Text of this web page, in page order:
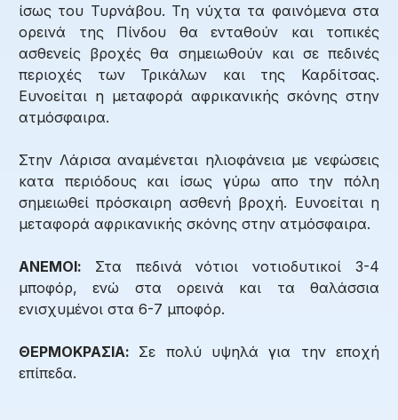
ίσως του Τυρνάβου. Τη νύχτα τα φαινόμενα στα
ορεινά της Πίνδου θα ενταθούν και τοπικές
ασθενείς βροχές θα σημειωθούν και σε πεδινές
περιοχές των Τρικάλων και της Καρδίτσας.
Ευνοείται η μεταφορά αφρικανικής σκόνης στην
ατμόσφαιρα.
Στην Λάρισα αναμένεται ηλιοφάνεια με νεφώσεις
κατα περιόδους και ίσως γύρω απο την πόλη
σημειωθεί πρόσκαιρη ασθενή βροχή. Ευνοείται η
μεταφορά αφρικανικής σκόνης στην ατμόσφαιρα.
ΑΝΕΜΟΙ: Στα πεδινά νότιοι νοτιοδυτικοί 3-4
μποφόρ, ενώ στα ορεινά και τα θαλάσσια
ενισχυμένοι στα 6-7 μποφόρ.
ΘΕΡΜΟΚΡΑΣΙΑ: Σε πολύ υψηλά για την εποχή
επίπεδα.